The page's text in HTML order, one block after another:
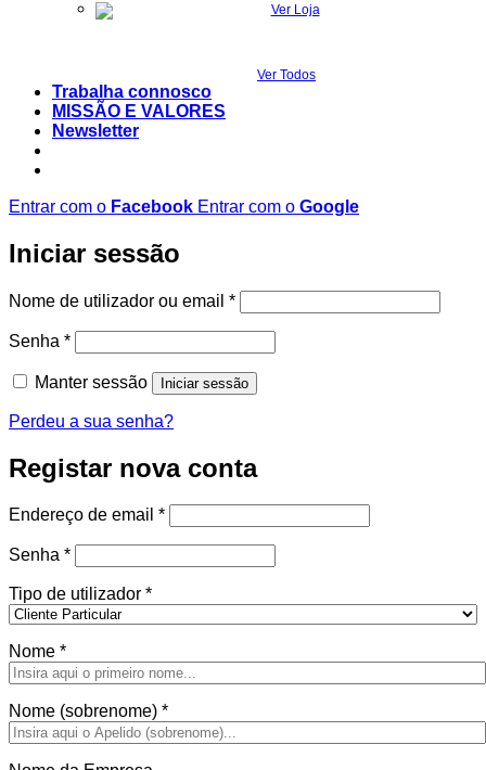
Ver Todos
Trabalha connosco
MISSÃO E VALORES
Newsletter
Entrar com o Facebook Entrar com o Google
Iniciar sessão
Nome de utilizador ou email *Obrigatório
Senha *Obrigatório
Manter sessão Iniciar sessão
Perdeu a sua senha?
Registar nova conta
Endereço de email *Obrigatório
Senha *Obrigatório
Tipo de utilizador *
Nome *
Nome (sobrenome) *